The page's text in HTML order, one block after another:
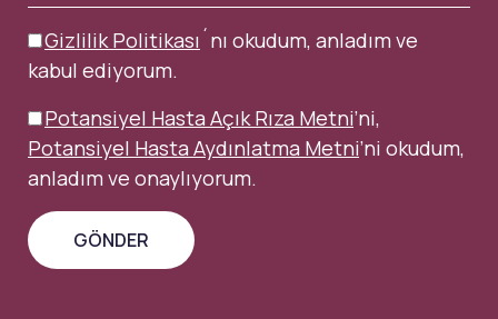
Gizlilik Politikası ´nı okudum, anladım ve
kabul ediyorum.
Potansiyel Hasta Açık Rıza Metni’ni,
Potansiyel Hasta Aydınlatma Metni’ni okudum,
anladım ve onaylıyorum.